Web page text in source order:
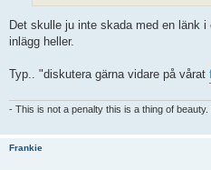
Det skulle ju inte skada med en länk
inlägg heller.
Typ.. "diskutera gärna vidare på vårat
- This is not a penalty this is a thing of
Frankie